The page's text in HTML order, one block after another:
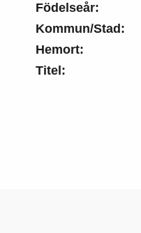
Födelseår:
Kommun/Stad:
Hemort:
Titel: